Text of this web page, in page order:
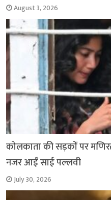
August 3, 2026
कोलकाता की सड़कों पर
नजर आईं साई पल्लवी
July 30, 2026